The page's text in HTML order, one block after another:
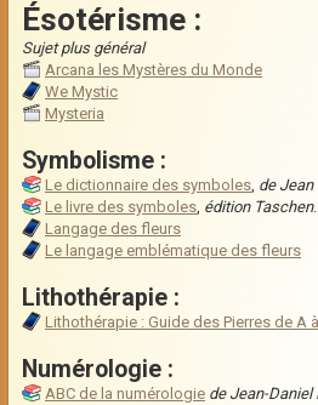
Ésotérisme :
Sujet plus général
Arcana les Mystères du Monde
We Mystic
Mysteria
Symbolisme :
Le dictionnaire des symboles, de Jean
Le livre des symboles, édition Taschen.
Langage des fleurs
Le langage emblématique des fleurs
Lithothérapie :
Lithothérapie : Guide des Pierres de A
Numérologie :
ABC de la numérologie de Jean-Daniel